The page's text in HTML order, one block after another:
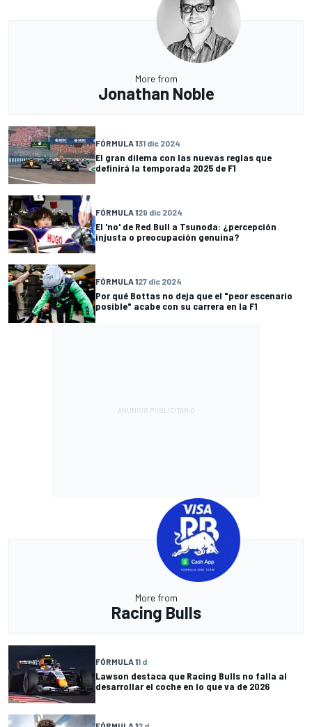
More from
Jonathan Noble
FÓRMULA 131 dic 2024
El gran dilema con las nuevas reglas que
definirá la temporada 2025 de F1
FÓRMULA 129 dic 2024
El 'no' de Red Bull a Tsunoda: ¿percepción
injusta o preocupación genuina?
FÓRMULA 127 dic 2024
Por qué Bottas no deja que el "peor escenario
posible" acabe con su carrera en la F1
More from
Racing Bulls
FÓRMULA 11 d
Lawson destaca que Racing Bulls no falla al
desarrollar el coche en lo que va de 2026